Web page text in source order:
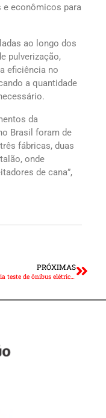
e econômicos para
ao longo dos
pulverização,
eficiência no
a quantidade
da
Brasil foram de
fábricas, duas
onde
de cana”,
PRÓXIMAS
Higer inicia teste de ônibus elétrico em Ribeirão Preto